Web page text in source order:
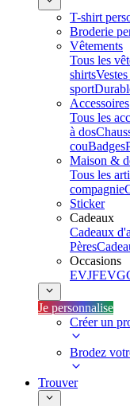
T-shirt
Broderie
Vêtements
Tous les
shirts
sport
Accessoires
Tous les
à dos
couBadges
Maison &
Tous les
compagnie
Sticker
Cadeaux
Cadeaux
Pères
Occasions
EVJFEVG
Je personnalise
Créer un
Brodez
Trouver